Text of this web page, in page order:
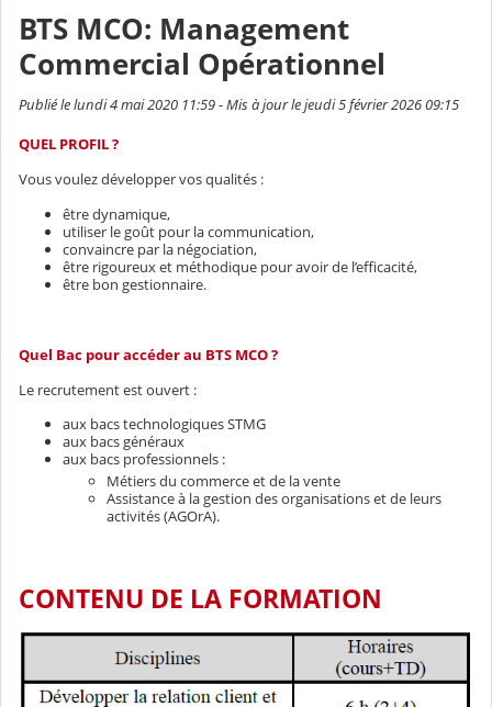
BTS MCO: Management
Commercial Opérationnel
Publié le lundi 4 mai 2020 11:59 - Mis à jour le jeudi 5 février 2026 09:15
QUEL PROFIL ?
Vous voulez développer vos qualités :
être dynamique,
utiliser le goût pour la communication,
convaincre par la négociation,
être rigoureux et méthodique pour avoir de l’efficacité,
être bon gestionnaire.
Quel Bac pour accéder au BTS MCO ?
Le recrutement est ouvert :
aux bacs technologiques STMG
aux bacs généraux
aux bacs professionnels :
Métiers du commerce et de la vente
Assistance à la gestion des organisations et de leurs
activités (AGOrA).
CONTENU DE LA FORMATION